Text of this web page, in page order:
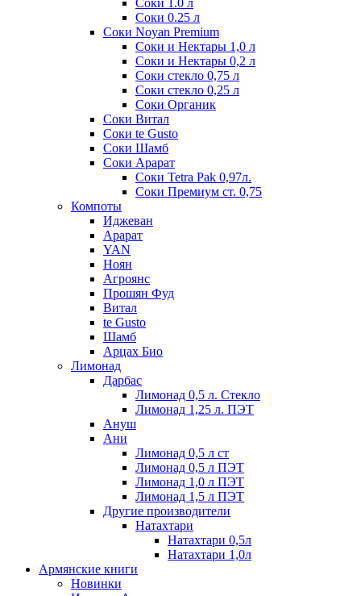
Соки 1.0 л
Соки 0.25 л
Соки Noyan Premium
Соки и Нектары 1,0 л
Соки и Нектары 0,2 л
Соки стекло 0,75 л
Соки стекло 0,25 л
Соки Органик
Соки Витал
Соки te Gusto
Соки Шамб
Соки Арарат
Соки Tetra Pak 0,97л.
Соки Премиум ст. 0,75
Компоты
Иджеван
Арарат
YAN
Ноян
Агроянс
Прошян Фуд
Витал
te Gusto
Шамб
Арцах Био
Лимонад
Дарбас
Лимонад 0,5 л. Стекло
Лимонад 1,25 л. ПЭТ
Ануш
Ани
Лимонад 0,5 л ст
Лимонад 0,5 л ПЭТ
Лимонад 1,0 л ПЭТ
Лимонад 1,5 л ПЭТ
Другие производители
Натахтари
Натахтари 0,5л
Натахтари 1,0л
Армянские книги
Новинки